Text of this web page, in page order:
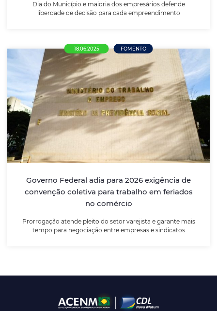
Dia do Município e maioria dos empresários defende
liberdade de decisão para cada empreendimento
18.06.2025 FOMENTO
Governo Federal adia para 2026 exigência de
convenção coletiva para trabalho em feriados
no comércio
Prorrogação atende pleito do setor varejista e garante mais
tempo para negociação entre empresas e sindicatos
Governo Federal adia para 2026 exigência
de convenção coletiva para trabalho em
feriados no comércio
Prorrogação atende pleito do setor varejista e
garante mais tempo para negociação entre
LEIA MAIS